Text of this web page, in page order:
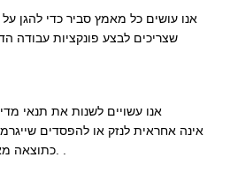
אנו עושים כל מאמץ סביר כדי להגן
אנו עשויים לשנות את תנאי
כתוצאה מאי הבנה או אי הבנה של תנאי מדיניות פרטיות זו, הנחיות או הנחיות הנוהל השימוש באתר, בנוגע להליך פרסום הנתונים ובעיות טכניות אחרות. .